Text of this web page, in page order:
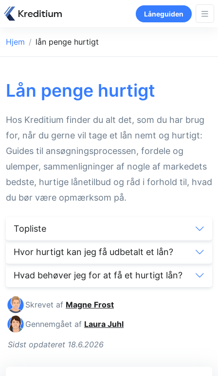
Låneguiden
Hjem lån penge hurtigt
Lån penge hurtigt
Hos Kreditium finder du alt det, som du har brug
for, når du gerne vil tage et lån nemt og hurtigt:
Guides til ansøgningsprocessen, fordele og
ulemper, sammenligninger af nogle af markedets
bedste, hurtige lånetilbud og råd i forhold til, hvad
du bør være opmærksom på.
Topliste
Hvor hurtigt kan jeg få udbetalt et lån?
Hvad behøver jeg for at få et hurtigt lån?
Skrevet af Magne Frost
Gennemgået af Laura Juhl
Sidst opdateret 18.6.2026